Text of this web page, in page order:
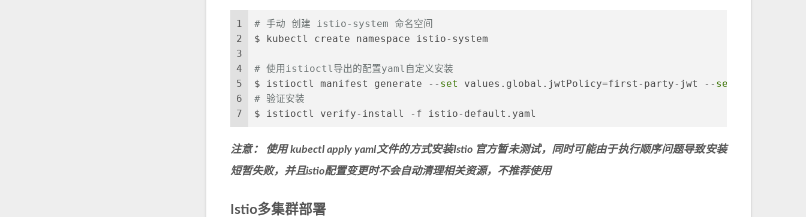
1
2
3
4
5
6
7
# 手动 创建 istio-system 命名空间
$ kubectl create namespace istio-system
# 使用istioctl导出的配置yaml自定义安装
$ istioctl manifest generate -- set values.global.jwtPolicy=first-party-jwt -- set
# 验证安装
$ istioctl verify-install -f istio-default.yaml
注意： 使用 kubectl apply yaml文件的方式安装Istio 官方暂未测试，同时可能由于执行顺序问题导致安装
短暂失败，并且istio配置变更时不会自动清理相关资源，不推荐使用
Istio多集群部署